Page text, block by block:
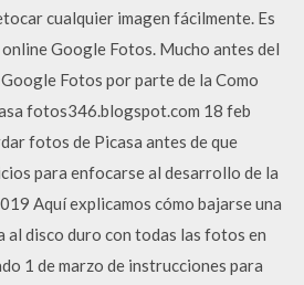
cualquier imagen fácilmente. Es
Google Fotos. Mucho antes del
Fotos por parte de la Como
fotos346.blogspot.com 18 feb
fotos de Picasa antes de que
para enfocarse al desarrollo de la
Aquí explicamos cómo bajarse una
al disco duro con todas las fotos en
1 de marzo de instrucciones para